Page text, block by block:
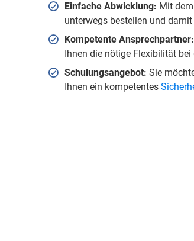
Einfache Abwicklung: Mit dem
unterwegs bestellen und
Kompetente Ansprechpartner:
Ihnen die nötige Flexibilität bei
Schulungsangebot: Sie
Ihnen ein kompetentes